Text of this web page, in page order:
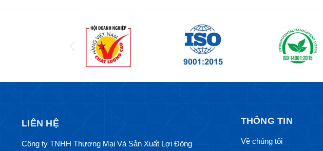
LIÊN HỆ
Công ty TNHH Thương Mại Và Sản Xuất Lợi Đông
THÔNG TIN
Về chúng tôi